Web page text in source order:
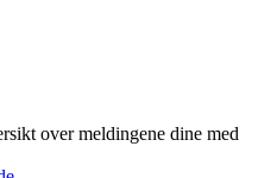
over meldingene dine med